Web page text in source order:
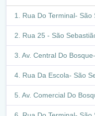
Rua Do Terminal- São
Rua 25 - São
Av. Central Do
Rua Da Escola- São
Av. Comercial Do